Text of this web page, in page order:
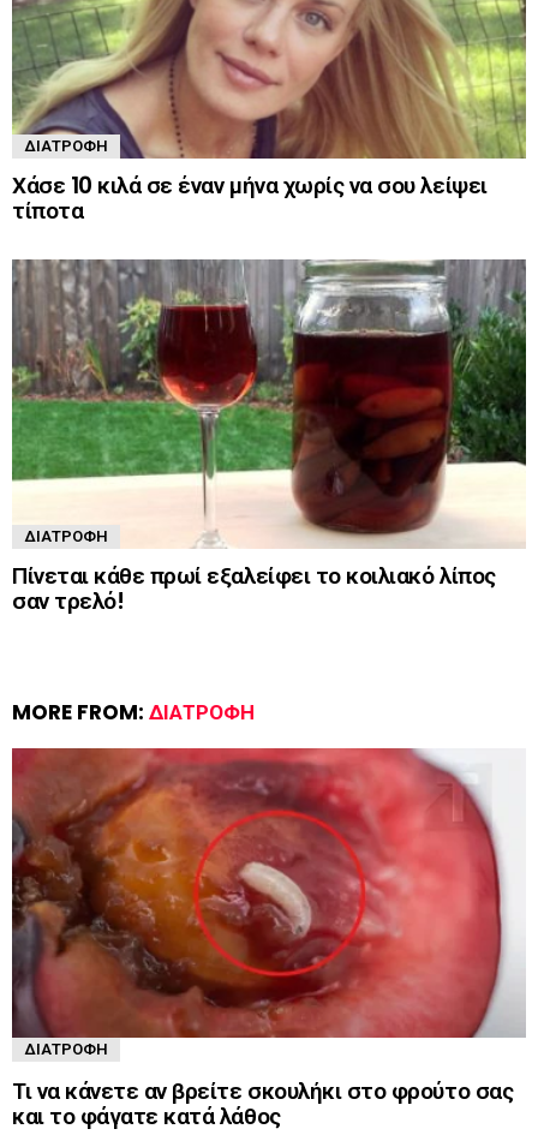
ΔΙΑΤΡΟΦΉ
Χάσε 10 κιλά σε έναν μήνα χωρίς να σου λείψει
τίποτα
ΔΙΑΤΡΟΦΉ
Πίνεται κάθε πρωί εξαλείφει το κοιλιακό λίπος
σαν τρελό!
MORE FROM: ΔΙΑΤΡΟΦΉ
ΔΙΑΤΡΟΦΉ
Τι να κάνετε αν βρείτε σκουλήκι στο φρούτο σας
και το φάγατε κατά λάθος